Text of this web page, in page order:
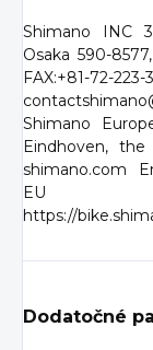
Shimano INC
Osaka 590-
FAX:+81-72-
Shimano
Eindhoven, the
shimano.com
EU
https://
Dodatočné